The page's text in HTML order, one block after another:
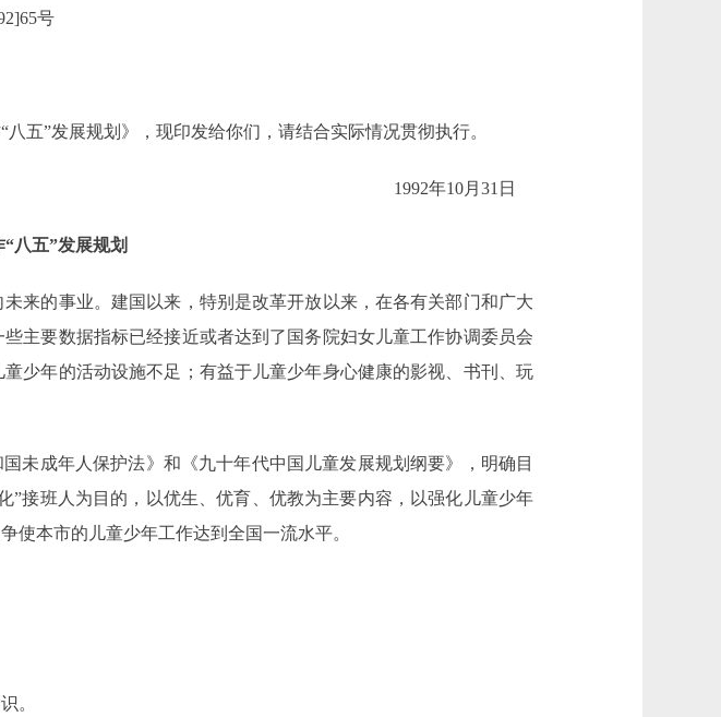
号
”发展规划》，现印发给你们，请结合实际情况贯彻执行。
1992年10月31日
八五”发展规划
的事业。建国以来，特别是改革开放以来，在各有关部门和广大
主要数据指标已经接近或者达到了国务院妇女儿童工作协调委员会
少年的活动设施不足；有益于儿童少年身心健康的影视、书刊、玩
成年人保护法》和《九十年代中国儿童发展规划纲要》，明确目
接班人为目的，以优生、优育、优教为主要内容，以强化儿童少年
使本市的儿童少年工作达到全国一流水平。
。